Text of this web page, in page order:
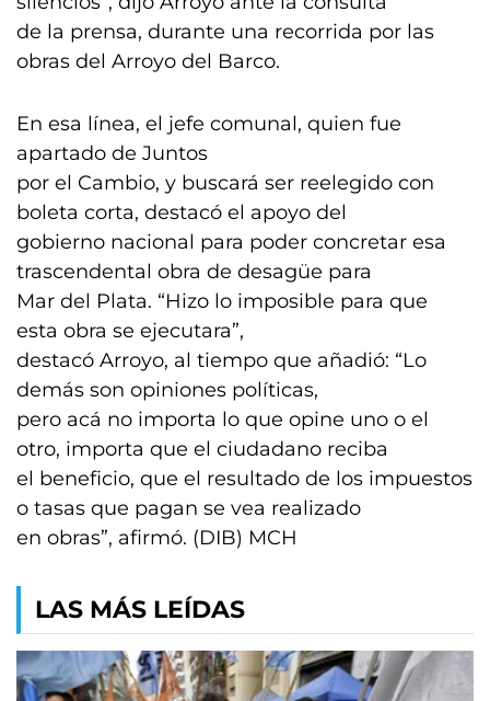
de la prensa, durante una recorrida por las
obras del Arroyo del Barco.
En esa línea, el jefe comunal, quien fue
apartado de Juntos
por el Cambio, y buscará ser reelegido con
boleta corta, destacó el apoyo del
gobierno nacional para poder concretar esa
trascendental obra de desagüe para
Mar del Plata. “Hizo lo imposible para que
esta obra se ejecutara”,
destacó Arroyo, al tiempo que añadió: “Lo
demás son opiniones políticas,
pero acá no importa lo que opine uno o el
otro, importa que el ciudadano reciba
el beneficio, que el resultado de los impuestos
o tasas que pagan se vea realizado
en obras”, afirmó. (DIB) MCH
LAS MÁS LEÍDAS